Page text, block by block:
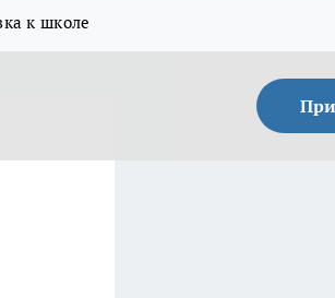
к школе